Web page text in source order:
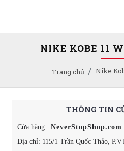
Trang chủ Nike
NIKE KOBE 11
THÔNG TIN
Cửa hàng: NeverStopShop.com
Địa chỉ: 115/1 Trần Quốc Thảo,